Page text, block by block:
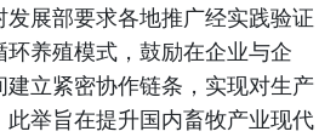
展部要求各地推广经实践验证
养殖模式，鼓励在企业与企
立紧密协作链条，实现对生产
举旨在提升国内畜牧产业现代